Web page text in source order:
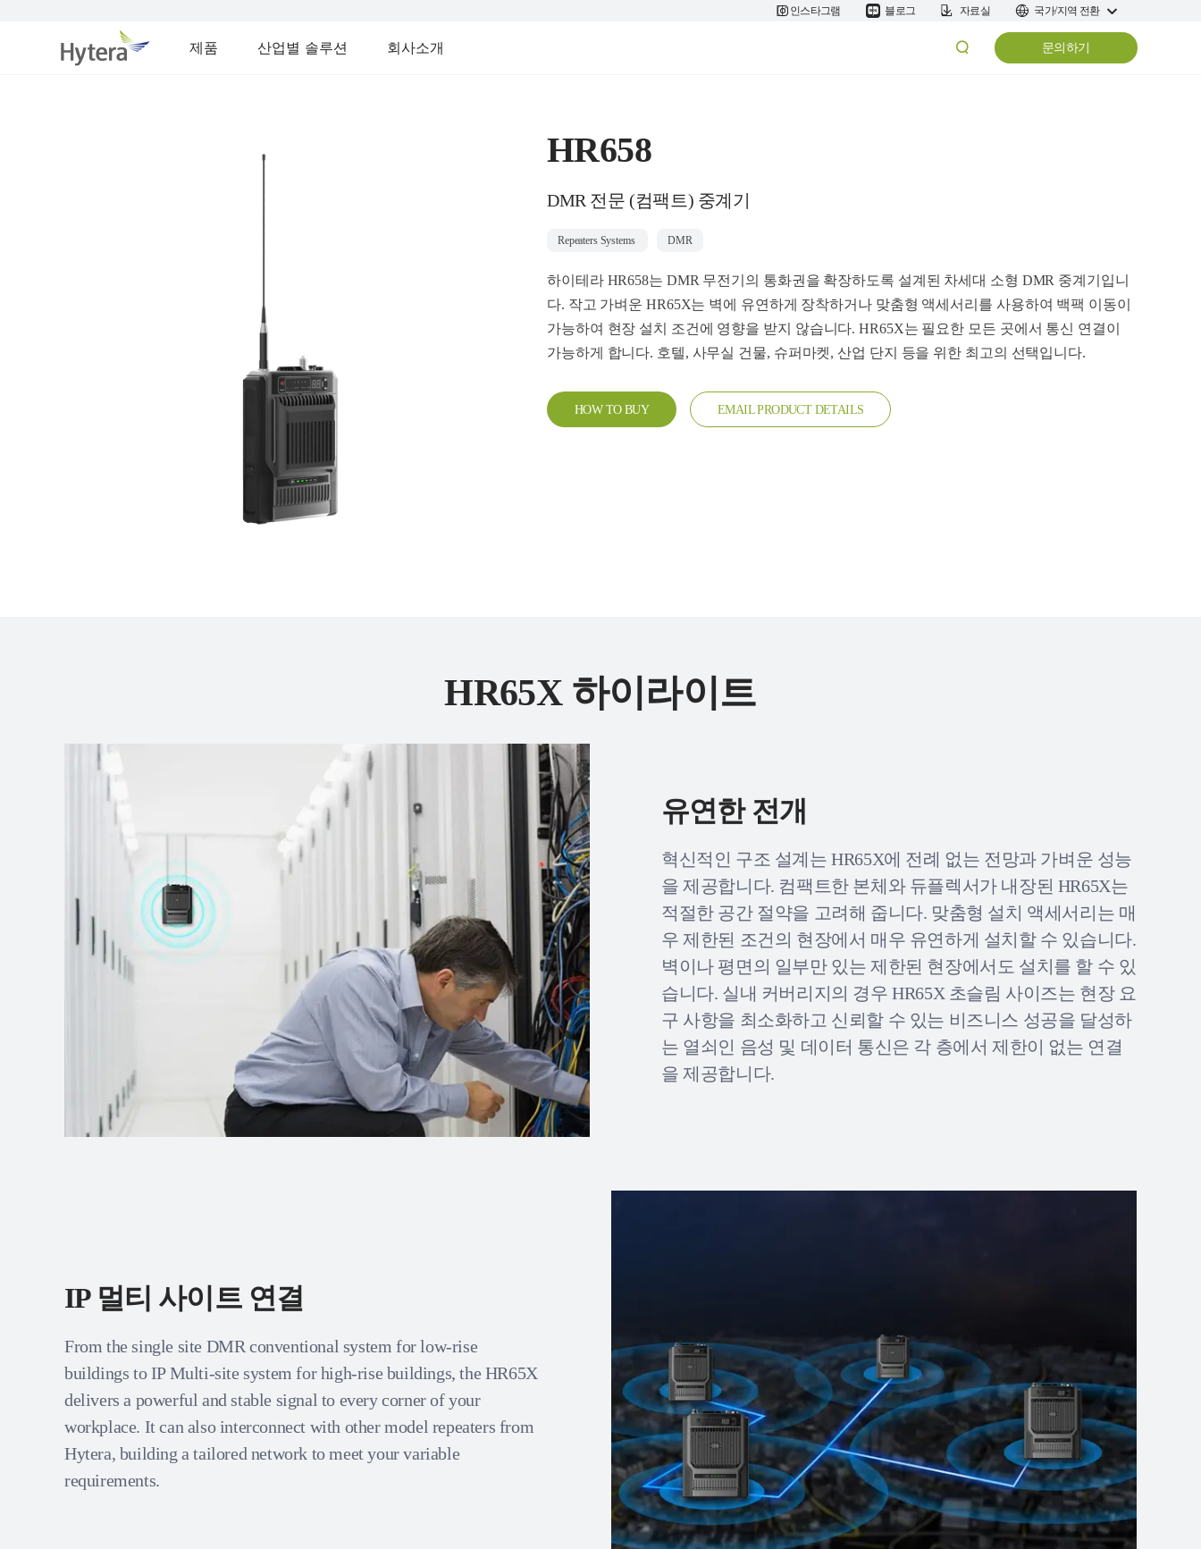
인스타그램 블로그 자료실 국가/지역 전환
제품 산업별 솔루션 회사소개 문의하기
HR658
DMR 전문 (컴팩트) 중계기
Repeaters Systems DMR
하이테라 HR658는 DMR 무전기의 통화권을 확장하도록 설계된 차세대 소형 DMR 중계기입니
다. 작고 가벼운 HR65X는 벽에 유연하게 장착하거나 맞춤형 액세서리를 사용하여 백팩 이동이
가능하여 현장 설치 조건에 영향을 받지 않습니다. HR65X는 필요한 모든 곳에서 통신 연결이
가능하게 합니다. 호텔, 사무실 건물, 슈퍼마켓, 산업 단지 등을 위한 최고의 선택입니다.
HOW TO BUY EMAIL PRODUCT DETAILS
HR65X 하이라이트
유연한 전개
혁신적인 구조 설계는 HR65X에 전례 없는 전망과 가벼운 성능
을 제공합니다. 컴팩트한 본체와 듀플렉서가 내장된 HR65X는
적절한 공간 절약을 고려해 줍니다. 맞춤형 설치 액세서리는 매
우 제한된 조건의 현장에서 매우 유연하게 설치할 수 있습니다.
벽이나 평면의 일부만 있는 제한된 현장에서도 설치를 할 수 있
습니다. 실내 커버리지의 경우 HR65X 초슬림 사이즈는 현장 요
구 사항을 최소화하고 신뢰할 수 있는 비즈니스 성공을 달성하
는 열쇠인 음성 및 데이터 통신은 각 층에서 제한이 없는 연결
을 제공합니다.
IP 멀티 사이트 연결
From the single site DMR conventional system for low-rise
buildings to IP Multi-site system for high-rise buildings, the HR65X
delivers a powerful and stable signal to every corner of your
workplace. It can also interconnect with other model repeaters from
Hytera, building a tailored network to meet your variable
requirements.